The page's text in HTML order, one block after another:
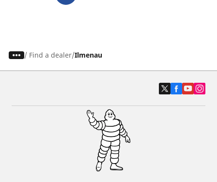
/ Find a dealer Ilmenau